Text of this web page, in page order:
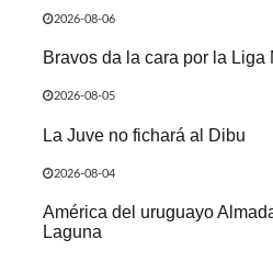
2026-08-06
Bravos da la cara por la
2026-08-05
La Juve no fichará al Dibu
2026-08-04
América del uruguayo
Laguna